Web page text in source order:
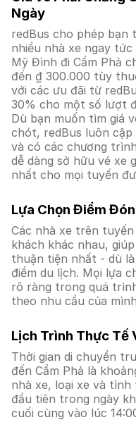
Ngày
redBus cho phép bạn
nhiều nhà xe ngay
Mỹ Đình đi Cẩm Phả
đến ₫ 300.000 tùy
với các ưu đãi từ
30% cho một số lượt
Dù bạn muốn tìm giá
chót, redBus luôn
và có các chương
dễ dàng sở hữu vé xe
nhất cho mọi tuyến
Lựa Chọn Điểm
Các nhà xe trên
khách khác nhau,
thuận tiện nhất - dù
điểm du lịch. Mọi lựa
rõ ràng trong quá
theo nhu cầu của
Lịch Trình Thực Tế
Thời gian di chuyển
đến Cẩm Phả là
nhà xe, loại xe và
đầu tiên trong ngày
cuối cùng vào lúc